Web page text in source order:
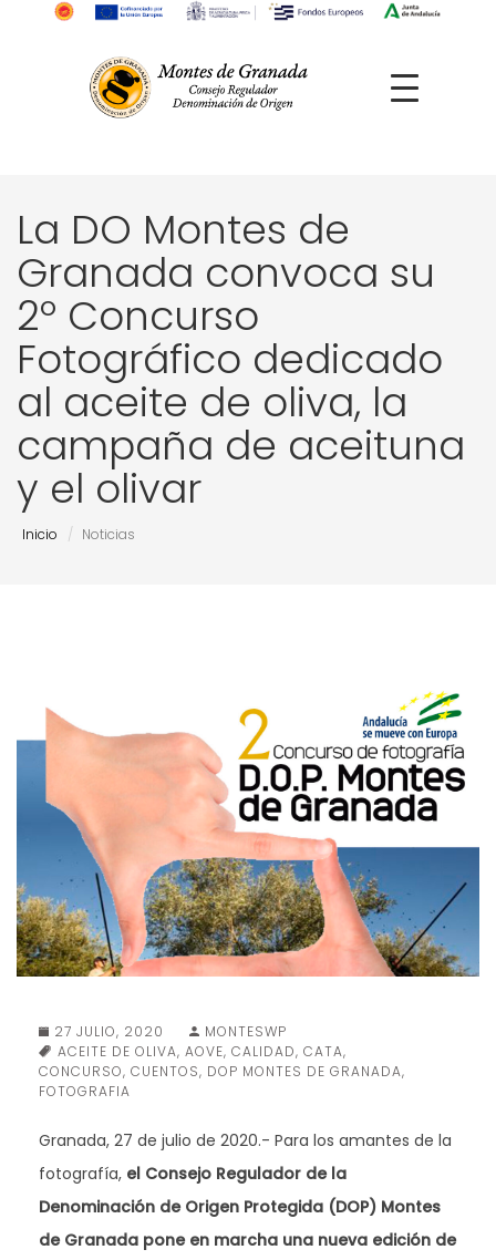
La DO Montes de
Granada convoca su
2º Concurso
Fotográfico dedicado
al aceite de oliva, la
campaña de aceituna
y el olivar
Inicio Noticias
27 JULIO, 2020
MONTESWP
ACEITE DE OLIVA, AOVE, CALIDAD, CATA,
CONCURSO, CUENTOS, DOP MONTES DE GRANADA,
FOTOGRAFIA
Granada, 27 de julio de 2020.- Para los amantes de la
fotografía, el Consejo Regulador de la
Denominación de Origen Protegida (DOP) Montes
de Granada pone en marcha una nueva edición de